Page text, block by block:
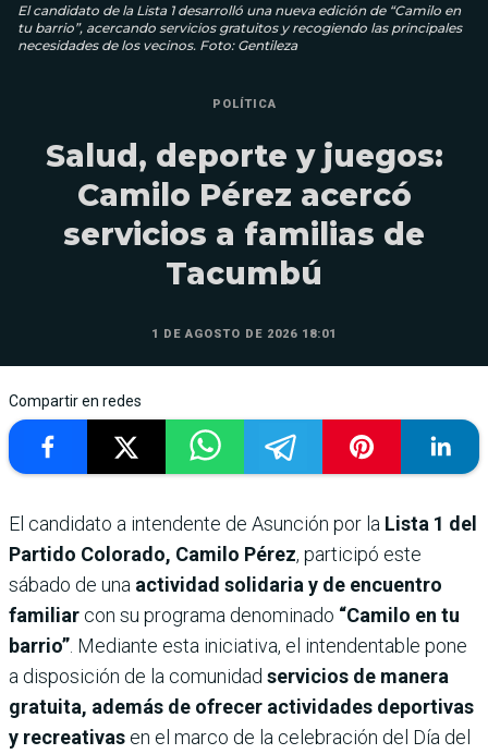
El candidato de la Lista 1 desarrolló una nueva edición de “Camilo en
tu barrio”, acercando servicios gratuitos y recogiendo las principales
necesidades de los vecinos. Foto: Gentileza
POLÍTICA
Salud, deporte y juegos:
Camilo Pérez acercó
servicios a familias de
Tacumbú
1 DE AGOSTO DE 2026 18:01
Compartir en redes
El candidato a intendente de Asunción por la Lista 1 del
Partido Colorado, Camilo Pérez, participó este
sábado de una actividad solidaria y de encuentro
familiar con su programa denominado “Camilo en tu
barrio” . Mediante esta iniciativa, el intendentable pone
a disposición de la comunidad servicios de manera
gratuita, además de ofrecer actividades deportivas
y recreativas en el marco de la celebración del Día del